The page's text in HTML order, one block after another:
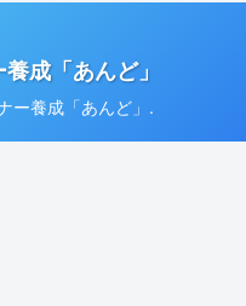
成「あんど」
ー養成「あんど」.